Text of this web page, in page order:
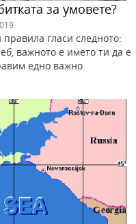
за умовете?
гласи следното:
важното е името ти да е
едно важно